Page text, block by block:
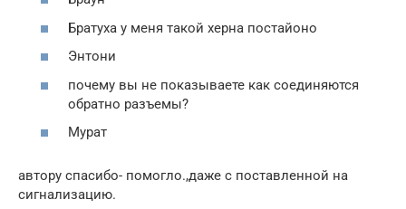
Братуха у меня такой херна постайоно
Энтони
почему вы не показываете как соединяются
обратно разъемы?
Мурат
автору спасибо- помогло.,даже с поставленной на
сигнализацию.